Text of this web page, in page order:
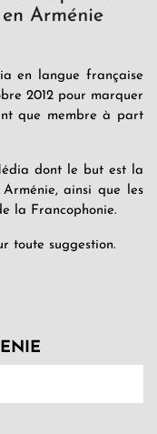
en langue française
2012 pour marquer
que membre à part
dont le but est la
ainsi que les
la Francophonie.
toute suggestion.